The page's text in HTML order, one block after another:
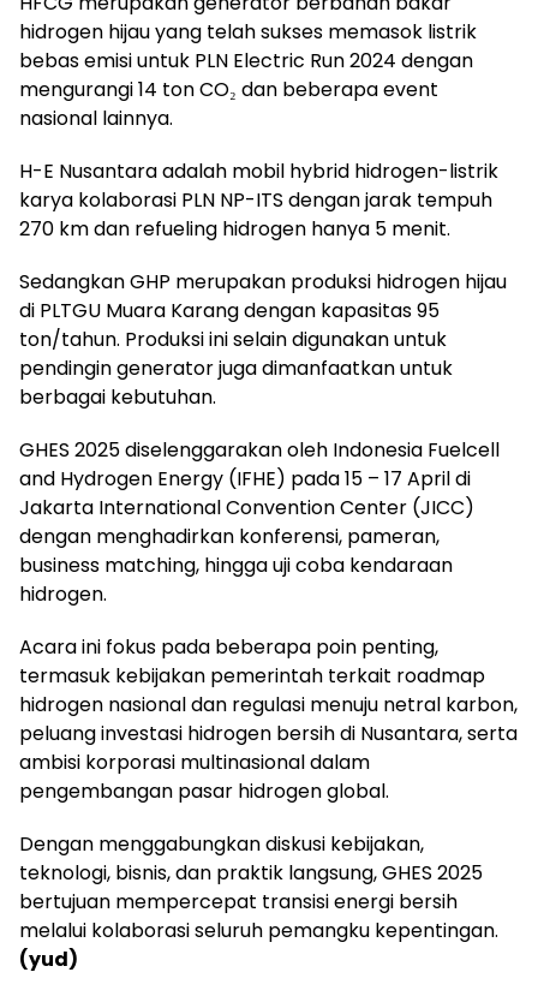
hidrogen hijau yang telah sukses memasok listrik
bebas emisi untuk PLN Electric Run 2024 dengan
mengurangi 14 ton CO₂ dan beberapa event
nasional lainnya.
H-E Nusantara adalah mobil hybrid hidrogen-listrik
karya kolaborasi PLN NP-ITS dengan jarak tempuh
270 km dan refueling hidrogen hanya 5 menit.
Sedangkan GHP merupakan produksi hidrogen hijau
di PLTGU Muara Karang dengan kapasitas 95
ton/tahun. Produksi ini selain digunakan untuk
pendingin generator juga dimanfaatkan untuk
berbagai kebutuhan.
GHES 2025 diselenggarakan oleh Indonesia Fuelcell
and Hydrogen Energy (IFHE) pada 15 – 17 April di
Jakarta International Convention Center (JICC)
dengan menghadirkan konferensi, pameran,
business matching, hingga uji coba kendaraan
hidrogen.
Acara ini fokus pada beberapa poin penting,
termasuk kebijakan pemerintah terkait roadmap
hidrogen nasional dan regulasi menuju netral karbon,
peluang investasi hidrogen bersih di Nusantara, serta
ambisi korporasi multinasional dalam
pengembangan pasar hidrogen global.
Dengan menggabungkan diskusi kebijakan,
teknologi, bisnis, dan praktik langsung, GHES 2025
bertujuan mempercepat transisi energi bersih
melalui kolaborasi seluruh pemangku kepentingan.
(yud)